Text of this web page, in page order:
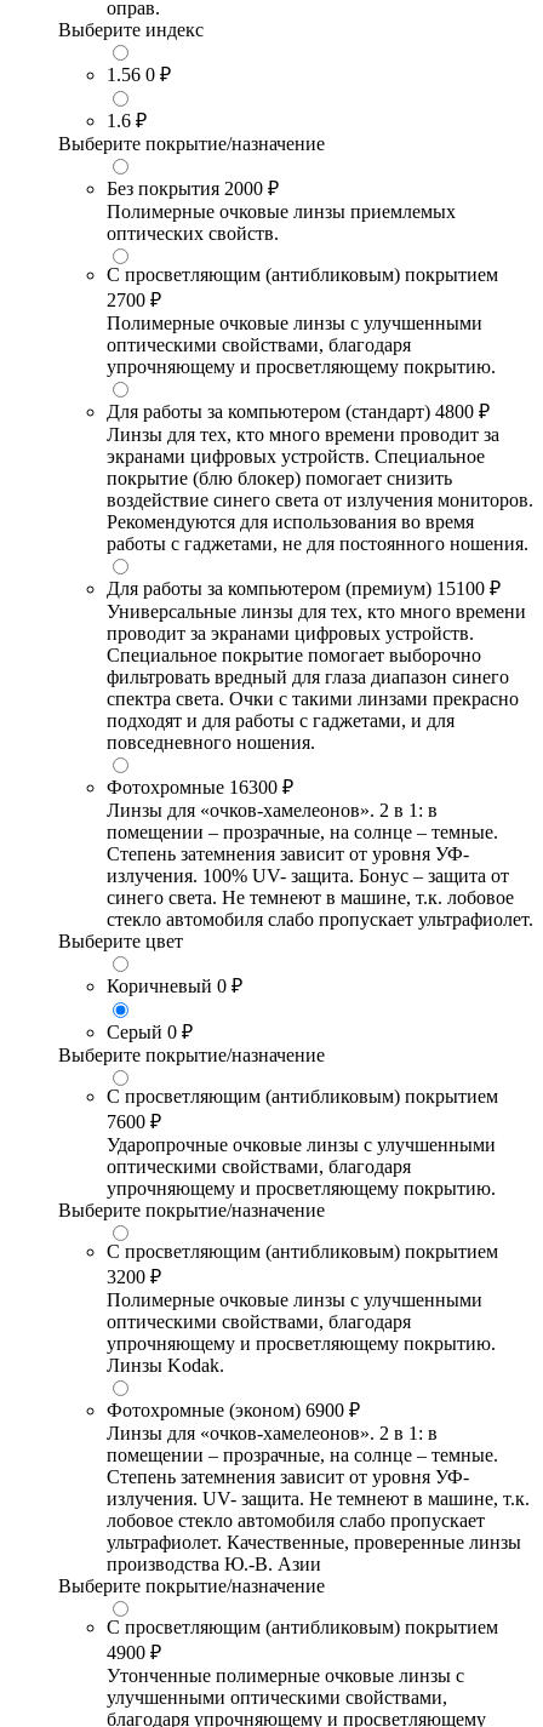
оправ.
Выберите индекс
1.56 0 ₽
1.6 ₽
Выберите покрытие/назначение
Без покрытия 2000 ₽
Полимерные очковые линзы приемлемых
оптических свойств.
С просветляющим (антибликовым) покрытием
2700 ₽
Полимерные очковые линзы с улучшенными
оптическими свойствами, благодаря
упрочняющему и просветляющему покрытию.
Для работы за компьютером (стандарт) 4800 ₽
Линзы для тех, кто много времени проводит за
экранами цифровых устройств. Специальное
покрытие (блю блокер) помогает снизить
воздействие синего света от излучения мониторов.
Рекомендуются для использования во время
работы с гаджетами, не для постоянного ношения.
Для работы за компьютером (премиум) 15100 ₽
Универсальные линзы для тех, кто много времени
проводит за экранами цифровых устройств.
Специальное покрытие помогает выборочно
фильтровать вредный для глаза диапазон синего
спектра света. Очки с такими линзами прекрасно
подходят и для работы с гаджетами, и для
повседневного ношения.
Фотохромные 16300 ₽
Линзы для «очков-хамелеонов». 2 в 1: в
помещении – прозрачные, на солнце – темные.
Степень затемнения зависит от уровня УФ-
излучения. 100% UV- защита. Бонус – защита от
синего света. Не темнеют в машине, т.к. лобовое
стекло автомобиля слабо пропускает ультрафиолет.
Выберите цвет
Коричневый 0 ₽
Серый 0 ₽
Выберите покрытие/назначение
С просветляющим (антибликовым) покрытием
7600 ₽
Ударопрочные очковые линзы с улучшенными
оптическими свойствами, благодаря
упрочняющему и просветляющему покрытию.
Выберите покрытие/назначение
С просветляющим (антибликовым) покрытием
3200 ₽
Полимерные очковые линзы с улучшенными
оптическими свойствами, благодаря
упрочняющему и просветляющему покрытию.
Линзы Kodak.
Фотохромные (эконом) 6900 ₽
Линзы для «очков-хамелеонов». 2 в 1: в
помещении – прозрачные, на солнце – темные.
Степень затемнения зависит от уровня УФ-
излучения. UV- защита. Не темнеют в машине, т.к.
лобовое стекло автомобиля слабо пропускает
ультрафиолет. Качественные, проверенные линзы
производства Ю.-В. Азии
Выберите покрытие/назначение
С просветляющим (антибликовым) покрытием
4900 ₽
Утонченные полимерные очковые линзы с
улучшенными оптическими свойствами,
благодаря упрочняющему и просветляющему